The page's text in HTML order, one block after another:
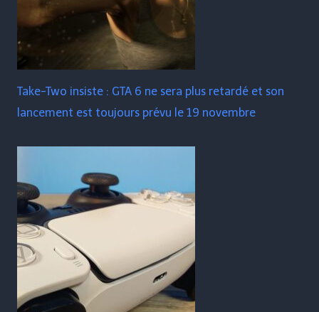
Take-Two insiste : GTA 6 ne sera plus retardé et son
lancement est toujours prévu le 19 novembre